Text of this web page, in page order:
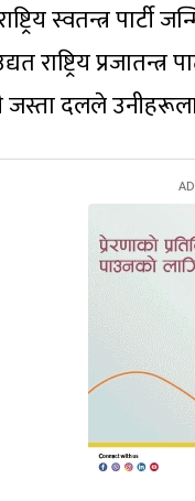
स्वतन्त्र
राष्ट्रिय
दलले